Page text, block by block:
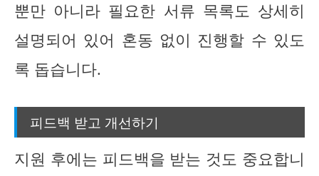
뿐만 아니라 필요한 서류 목록도 상세히
설명되어 있어 혼동 없이 진행할 수 있도
록 돕습니다.
피드백 받고 개선하기
지원 후에는 피드백을 받는 것도 중요합니